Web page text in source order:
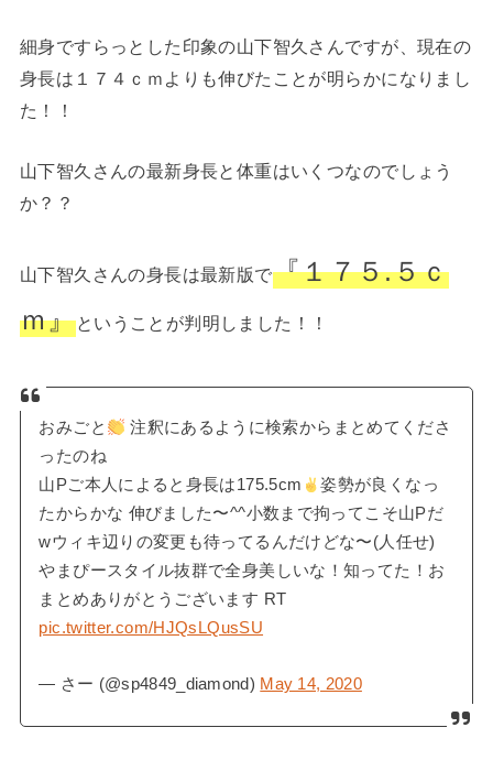
細身ですらっとした印象の山下智久さんですが、現在の
身長は１７４ｃｍよりも伸びたことが明らかになりまし
た！！
山下智久さんの最新身長と体重はいくつなのでしょう
か？？
山下智久さんの身長は最新版で『１７５.５ｃ
ｍ』ということが判明しました！！
おみごと
注釈にあるように検索からまとめてくださ
ったのね
山Pご本人によると身長は175.5cm
姿勢が良くなっ
たからかな 伸びました〜^^小数まで拘ってこそ山Pだ
wウィキ辺りの変更も待ってるんだけどな〜(人任せ)
やまぴースタイル抜群で全身美しいな！知ってた！お
まとめありがとうございます RT
pic.twitter.com/HJQsLQusSU
— さー (@sp4849_diamond) May 14, 2020